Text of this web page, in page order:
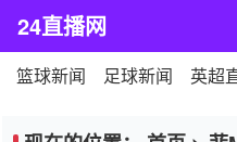
24直播网
篮球新闻 足球新闻 英超